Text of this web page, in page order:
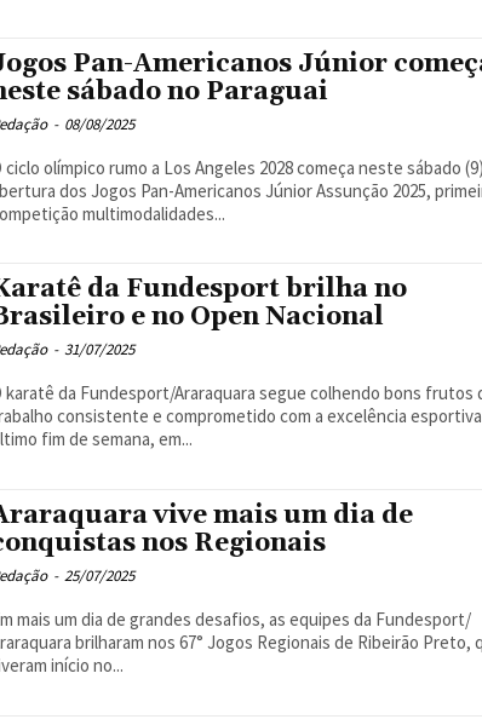
Pan-Americanos Júnior
sábado no Paraguai
- 08/08/2025
ciclo olímpico rumo a Los Angeles 2028 começa neste sábado
dos Jogos Pan-Americanos Júnior Assunção 2025,
multimodalidades...
da Fundesport brilha no
e no Open Nacional
- 31/07/2025
karatê da Fundesport/Araraquara segue colhendo bons frutos
consistente e comprometido com a excelência
fim de semana, em...
vive mais um dia de
nos Regionais
- 25/07/2025
mais um dia de grandes desafios, as equipes da Fundesport/
brilharam nos 67° Jogos Regionais de Ribeirão Preto,
início no...